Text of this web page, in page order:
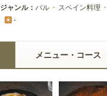
ジャンル： バル スペイン料理
-
メニュー・コース